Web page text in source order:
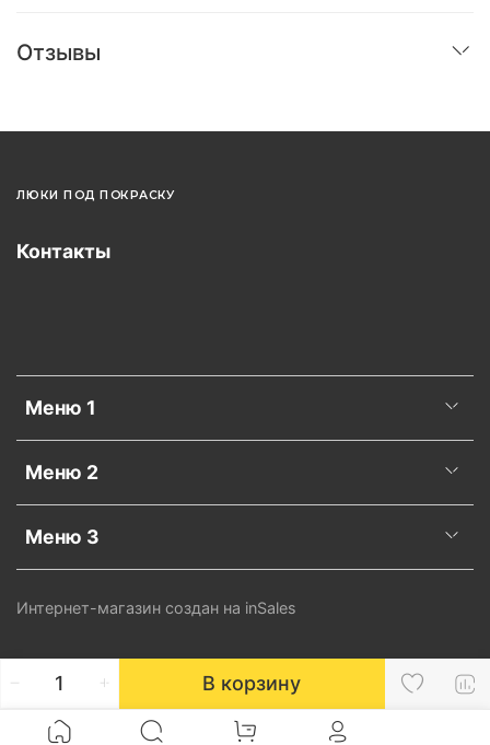
В корзину
Отзывы
ЛЮКИ ПОД ПОКРАСКУ
Меню 1
Меню 2
Меню 3
Контакты
Интернет-магазин создан на inSales